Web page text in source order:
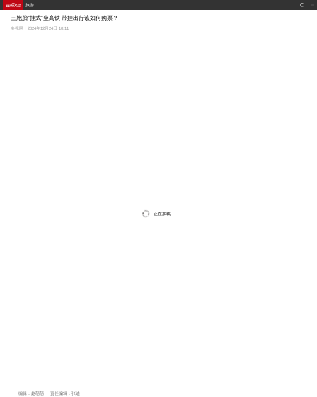
旅游
三胞胎“挂式”坐高铁 带娃出行该如何购票？
央视网 | 2024年12月24日 10:11
正在加载
编辑：赵萌萌 责任编辑：张迪